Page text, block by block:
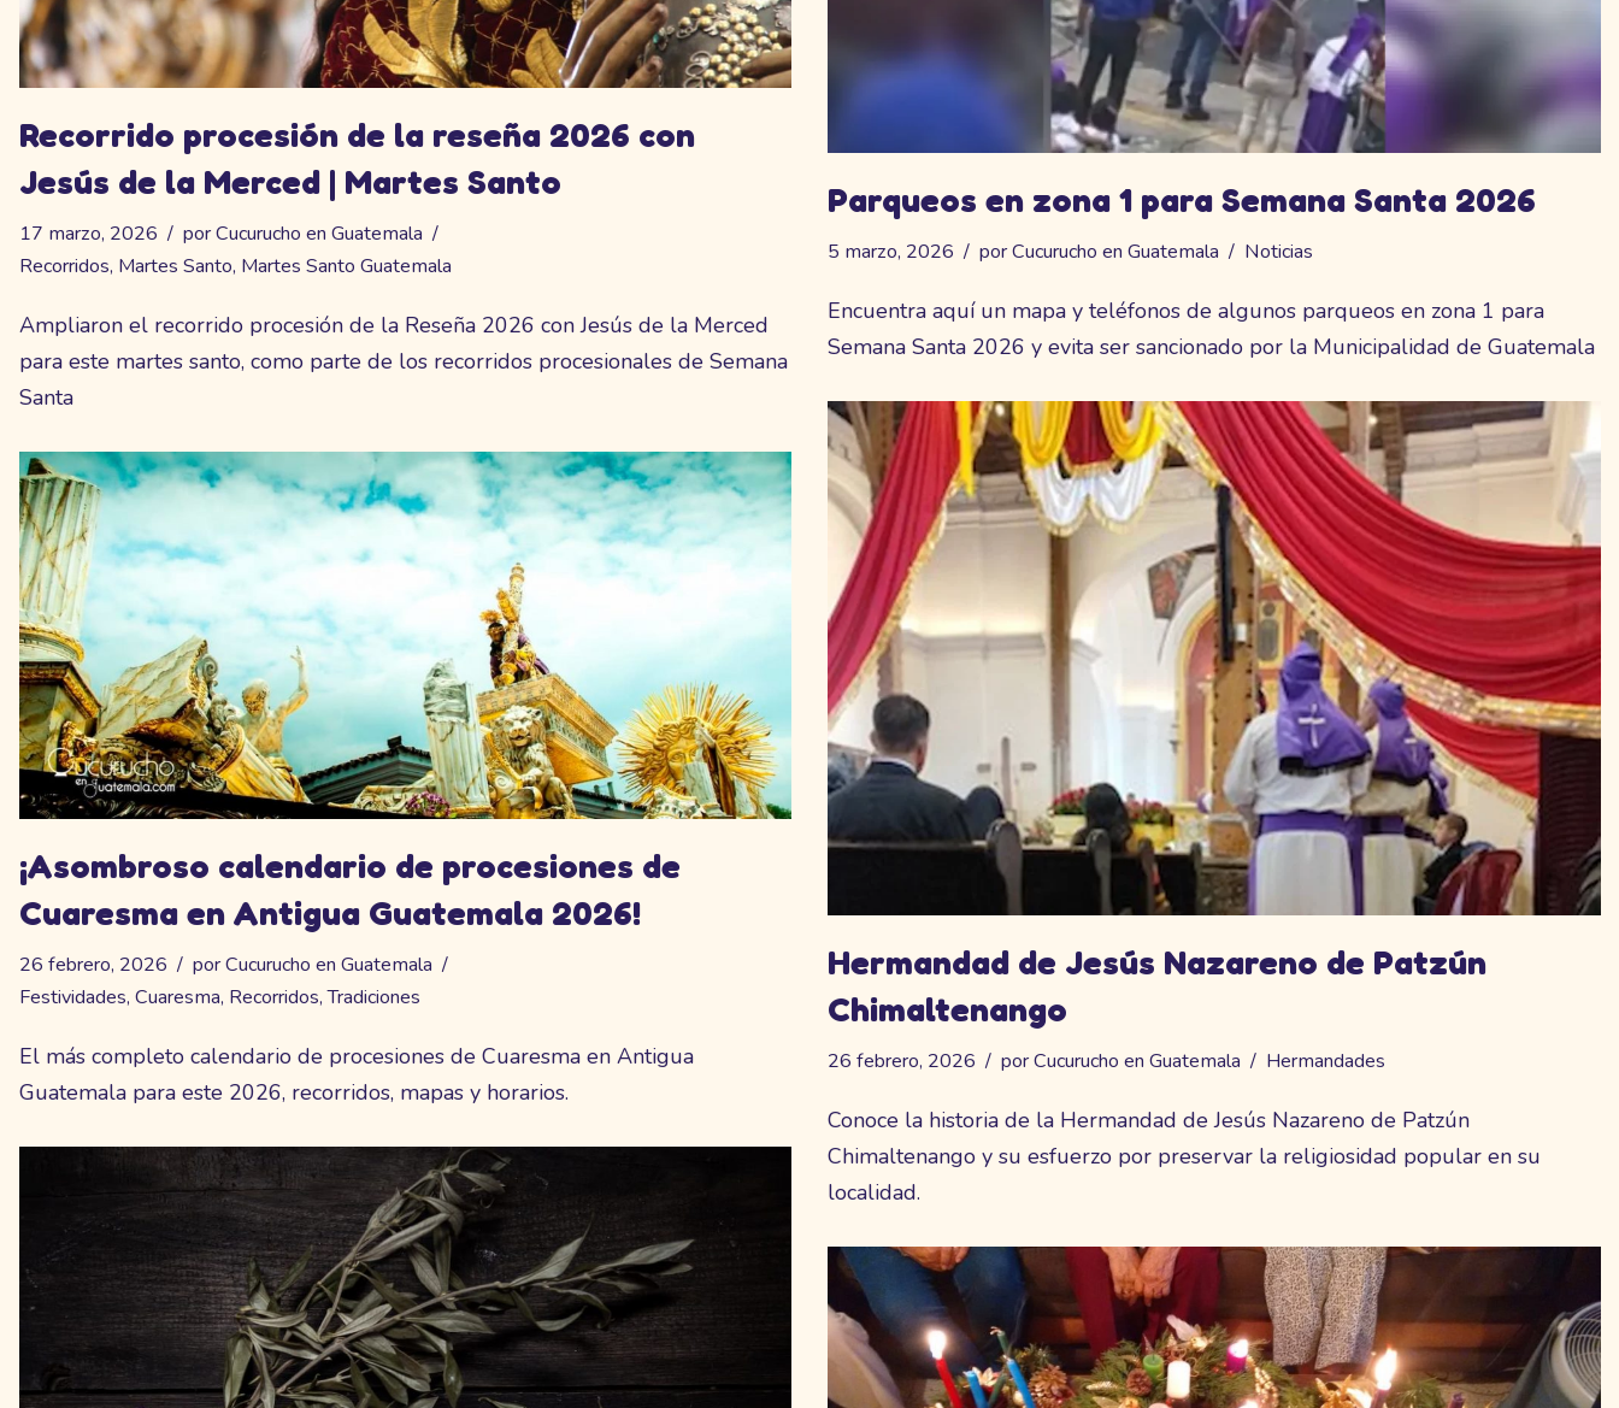
Recorrido procesión de la reseña 2026 con
Jesús de la Merced | Martes Santo
17 marzo, 2026 porCucurucho en Guatemala
Recorridos, Martes Santo, Martes Santo Guatemala
Ampliaron el recorrido procesión de la Reseña 2026 con Jesús de la Merced
para este martes santo, como parte de los recorridos procesionales de Semana
Santa
Parqueos en zona 1 para Semana Santa 2026
5 marzo, 2026 porCucurucho en Guatemala Noticias
Encuentra aquí un mapa y teléfonos de algunos parqueos en zona 1 para
Semana Santa 2026 y evita ser sancionado por la Municipalidad de Guatemala
Hermandad de Jesús Nazareno de Patzún
Chimaltenango
26 febrero, 2026 porCucurucho en Guatemala Hermandades
Conoce la historia de la Hermandad de Jesús Nazareno de Patzún
Chimaltenango y su esfuerzo por preservar la religiosidad popular en su
localidad.
¡Asombroso calendario de procesiones de
Cuaresma en Antigua Guatemala 2026!
26 febrero, 2026 porCucurucho en Guatemala
Festividades, Cuaresma, Recorridos,Tradiciones
El más completo calendario de procesiones de Cuaresma en Antigua
Guatemala para este 2026, recorridos, mapas y horarios.